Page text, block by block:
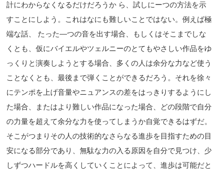
計にわからなくなるだけだろうか ら、試しにーつの方法を示
すことにしよう。これはなにも難しいことではない。例えば極
端な話、 たった―つの音を出す場合、もしくはそこまでしな
くとも、仮にバイエルやツェルニーのとてもやさしい作品をゆ
っくりと演奏しようとする場合、多くの人は余分な力など使う
ことなくとも、最後まで弾くことができるだろう。それを徐々
にテンポを上げ音量やニュアンスの差をはっきりするようにし
た場合、またはより難しい作品になった場合、どの段階で自分
の力量を超えて余分な力を使ってしまうか自覚できるはずだ。
そこがつまりその人の技術的なさらなる進歩を目指すための目
安になる部分であり、無駄な力の入る原因を自分で見つけ、少
しずつハードルを高くしていくことによって、進歩は可能だと